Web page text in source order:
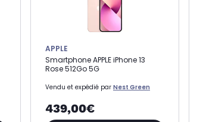
APPLE
Smartphone APPLE iPhone 13
Rose 512Go 5G
Vendu et expédié par Nest Green
439,00€